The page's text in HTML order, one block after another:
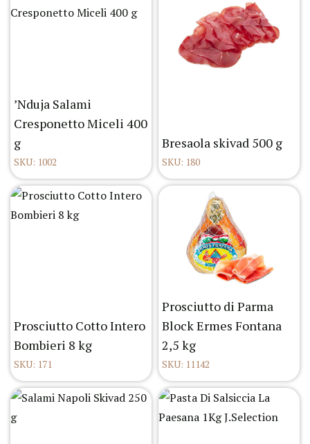
’Nduja Salami
Cresponetto Miceli 400
g
SKU: 1002
Bresaola skivad 500 g
SKU: 180
Prosciutto Cotto Intero
Bombieri 8 kg
SKU: 171
Prosciutto di Parma
Block Ermes Fontana
2,5 kg
SKU: 11142